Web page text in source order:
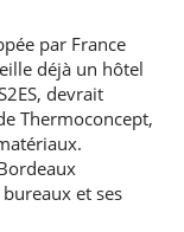
par France
déjà un hôtel
devrait
Thermoconcept,
et ses